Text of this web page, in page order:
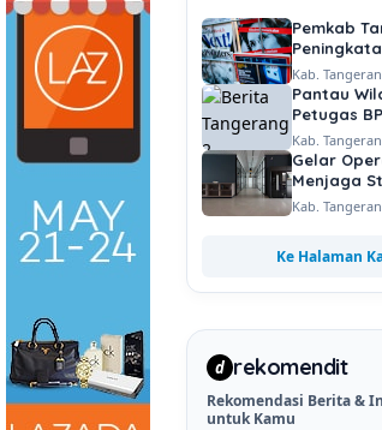
Pemkab
Pelayanan
Kab.
Pantau
Petugas
di Titik
Kab.
Gelar
Menjaga
Pokok
Kab.
Ke Halaman
d rekomendit
Rekomendasi Berita &
untuk Kamu